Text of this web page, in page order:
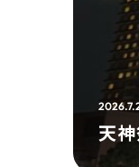
天